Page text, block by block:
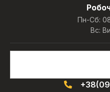
Пн-Сб:
Вс: